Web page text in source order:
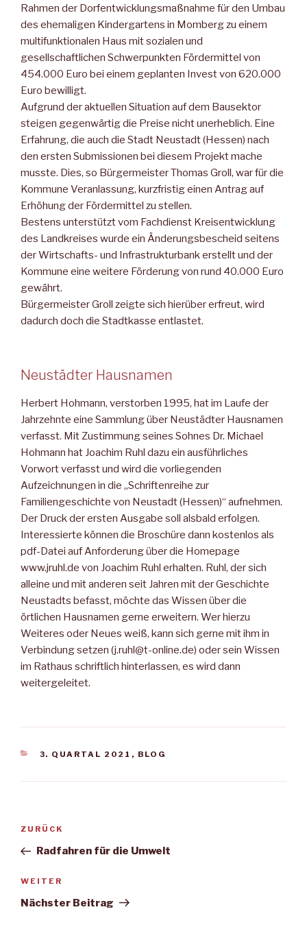
Rahmen der Dorfentwicklungsmaßnahme für den Umbau
des ehemaligen Kindergartens in Momberg zu einem
multifunktionalen Haus mit sozialen und
gesellschaftlichen Schwerpunkten Fördermittel von
454.000 Euro bei einem geplanten Invest von 620.000
Euro bewilligt.
Aufgrund der aktuellen Situation auf dem Bausektor
steigen gegenwärtig die Preise nicht unerheblich. Eine
Erfahrung, die auch die Stadt Neustadt (Hessen) nach
den ersten Submissionen bei diesem Projekt mache
musste. Dies, so Bürgermeister Thomas Groll, war für die
Kommune Veranlassung, kurzfristig einen Antrag auf
Erhöhung der Fördermittel zu stellen.
Bestens unterstützt vom Fachdienst Kreisentwicklung
des Landkreises wurde ein Änderungsbescheid seitens
der Wirtschafts- und Infrastrukturbank erstellt und der
Kommune eine weitere Förderung von rund 40.000 Euro
gewährt.
Bürgermeister Groll zeigte sich hierüber erfreut, wird
dadurch doch die Stadtkasse entlastet.
Neustädter Hausnamen
Herbert Hohmann, verstorben 1995, hat im Laufe der
Jahrzehnte eine Sammlung über Neustädter Hausnamen
verfasst. Mit Zustimmung seines Sohnes Dr. Michael
Hohmann hat Joachim Ruhl dazu ein ausführliches
Vorwort verfasst und wird die vorliegenden
Aufzeichnungen in die „Schriftenreihe zur
Familiengeschichte von Neustadt (Hessen)“ aufnehmen.
Der Druck der ersten Ausgabe soll alsbald erfolgen.
Interessierte können die Broschüre dann kostenlos als
pdf-Datei auf Anforderung über die Homepage
www.jruhl.de von Joachim Ruhl erhalten. Ruhl, der sich
alleine und mit anderen seit Jahren mit der Geschichte
Neustadts befasst, möchte das Wissen über die
örtlichen Hausnamen gerne erweitern. Wer hierzu
Weiteres oder Neues weiß, kann sich gerne mit ihm in
Verbindung setzen (j.ruhl@t-online.de) oder sein Wissen
im Rathaus schriftlich hinterlassen, es wird dann
weitergeleitet.
KATEGORIEN
3. QUARTAL 2021 , BLOG
Beitragsnavigation
Vorheriger
Beitrag
ZURÜCK
Radfahren für die Umwelt
Nächster
Beitrag
WEITER
Nächster Beitrag